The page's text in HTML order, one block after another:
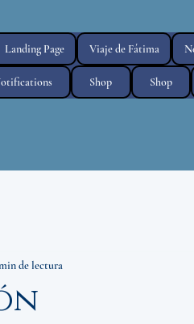
Landing Page Viaje de Fátima
Shop Shop
de lectura